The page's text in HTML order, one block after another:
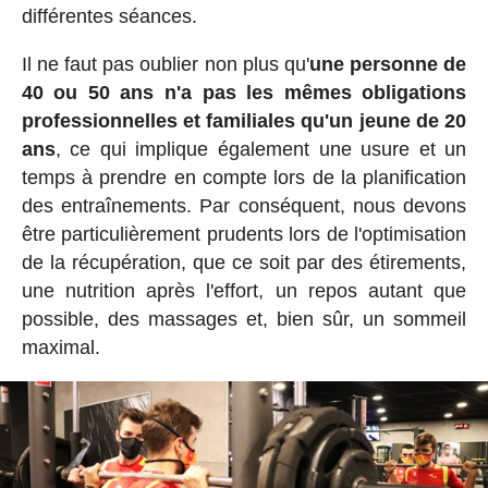
différentes séances.
Il ne faut pas oublier non plus qu'une personne de
40 ou 50 ans n'a pas les mêmes obligations
professionnelles et familiales qu'un jeune de 20
ans, ce qui implique également une usure et un
temps à prendre en compte lors de la planification
des entraînements. Par conséquent, nous devons
être particulièrement prudents lors de l'optimisation
de la récupération, que ce soit par des étirements,
une nutrition après l'effort, un repos autant que
possible, des massages et, bien sûr, un sommeil
maximal.